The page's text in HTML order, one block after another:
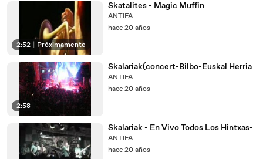
2:52 Próximamente
Skatalites - Magic Muffin
ANTIFA
hace 20 años
2:58
Skalariak(concert-Bilbo-Euskal Herria
ANTIFA
hace 20 años
Skalariak - En Vivo Todos Los Hintxas-
ANTIFA
hace 20 años